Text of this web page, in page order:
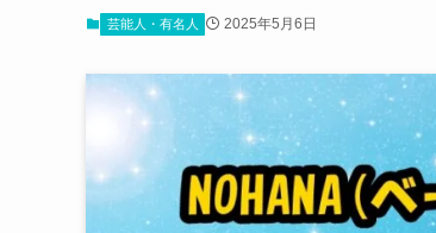
芸能人・有名人 2025年5月6日